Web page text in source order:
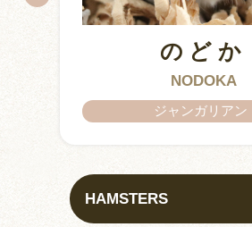
KURIMARU
のどか
NODOKA
ジャンガリアン
ちとせ
CHITOSE
ジャンガリアン
CHATARO
IZUMO &
ARARE
KISUKE
HAMSTERS